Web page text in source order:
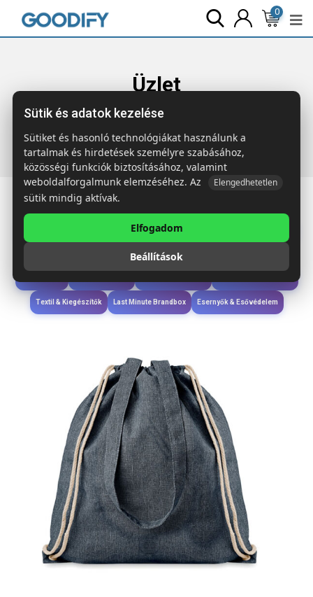
0
Üzlet
Főoldal Termékek Táskák & Utazás
újrahasznosított anyagból
Étkezés & Ivás
Wellness & Ápolás
Textil & Kiegészítők Last Minute Brandbox Esernyők & Esővédelem
Sütik és adatok kezelése
Sütiket és hasonló technológiákat használunk a
tartalmak és hirdetések személyre szabásához,
közösségi funkciók biztosításához, valamint
weboldalforgalmunk elemzéséhez. Az
Elengedhetetlen
sütik mindig aktívak.
Elfogadom
Beállítások